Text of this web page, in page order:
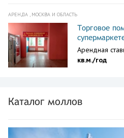
АРЕНДА , МОСКВА И ОБЛАСТЬ
Торговое
Арендная
кв.м./год
Каталог моллов